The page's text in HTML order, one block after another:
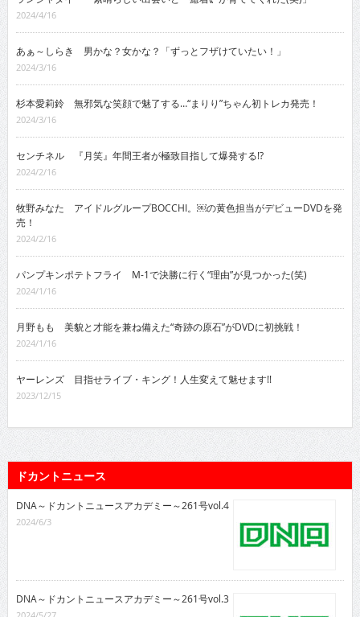
2024/4/16
あぁ～しらき 男かな？女かな？「ずっとフザけていたい！」
2024/3/16
杉本愛莉鈴 無邪気な笑顔で魅了する…“まりり”ちゃん初トレカ発売！
2024/3/16
センチネル 『月笑』年間王者が極致目指して爆発する!?
2024/2/16
牧野みなた アイドルグループBOCCHI。￼の黄色担当がデビューDVDを発
売！
2024/2/16
パンプキンポテトフライ M-1で決勝に行く“理由”が見つかった(笑)
2024/1/16
月野もも 美貌と才能を兼ね備えた“奇跡の原石”がDVDに初挑戦！
2024/1/16
ヤーレンズ 目指せライブ・キング！人生変えて魅せます!!
2023/12/15
ドカントニュース
DNA～ドカントニュースアカデミー～261号vol.4
2024/6/3
DNA～ドカントニュースアカデミー～261号vol.3